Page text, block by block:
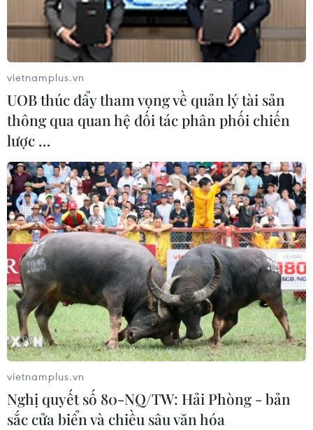
Với hiệu quả vận hành và khả năng vận chuyển số lượng hành khách vượt
trội, máy bay Boeing 787-10 giúp Vietnam Airlines đáp ứng tốt hơn nhu cầu đi
lại không ngừng tăng cao trên các đường bay.
Vietnam Airlines, Jetstar Pacific tăng chuyến bay
dịp Quốc khánh 2/9
22/08/2019 08:18
Các hãng hàng không đã lên kế hoạch tăng cường các chuyến bay nhằm
đáp ứng nhu cầu đi lại tăng cao của hành khách trong dịp nghỉ lễ Quốc
khánh 2/9.
vietnamplus.vn
UOB thúc đẩy tham vọng về quản lý tài sản
thông qua quan hệ đối tác phân phối chiến
lược …
vietnamplus.vn
Nghị quyết số 80-NQ/TW: Hải Phòng - bản
sắc cửa biển và chiều sâu văn hóa